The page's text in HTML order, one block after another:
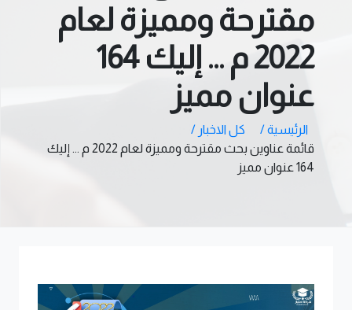
مقترحة ومميزة لعام
2022 م ... إليك 164
عنوان مميز
الرئيسية /
كل الاخبار /
قائمة عناوين بحث مقترحة ومميزة لعام 2022 م ... إليك
164 عنوان مميز